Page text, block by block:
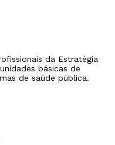
da Estratégia
básicas de
de saúde pública.